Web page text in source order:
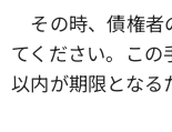
その時、債権者
てください。こ
以内が期限となる